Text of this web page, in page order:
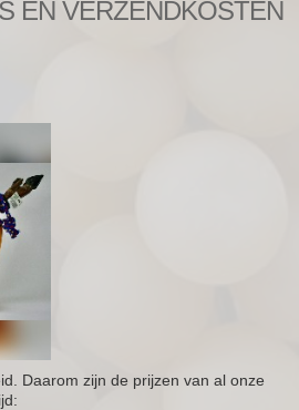
EN VERZENDKOSTEN
Daarom zijn de prijzen van al onze